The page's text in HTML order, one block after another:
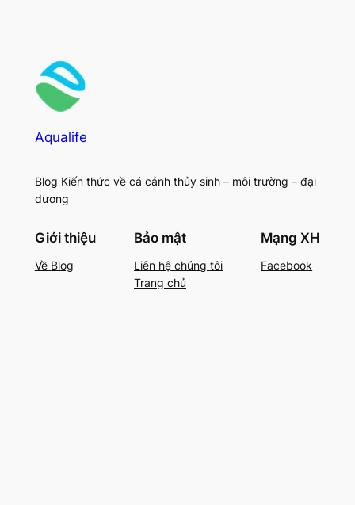
Aqualife
Blog Kiến thức về cá cảnh thủy sinh – môi trường – đại
dương
Giới thiệu
Về Blog
Bảo mật
Liên hệ chúng tôi
Trang chủ
Mạng XH
Facebook